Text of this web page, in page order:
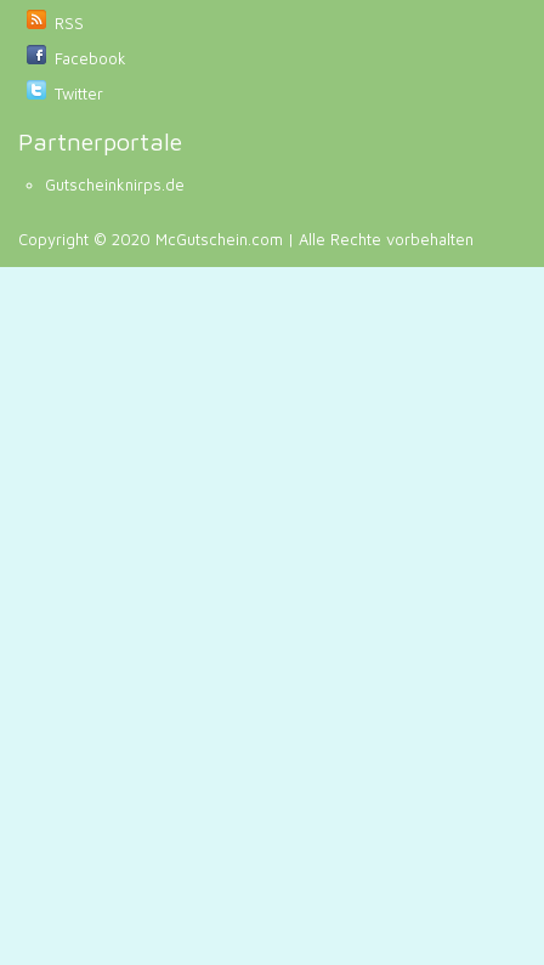
RSS
Facebook
Twitter
Partnerportale
Gutscheinknirps.de
Copyright © 2020 McGutschein.com | Alle Rechte vorbehalten